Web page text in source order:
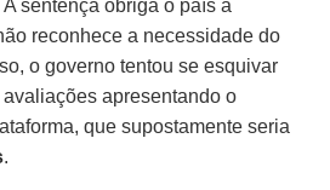
sentença obriga o país a
reconhece a necessidade do
o governo tentou se esquivar
apresentando o
que supostamente seria
.